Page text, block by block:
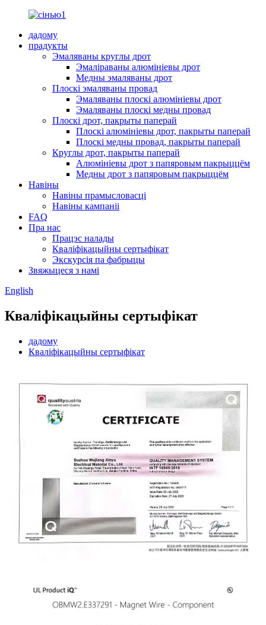
дадому
прадукты
Эмаляваны круглы дрот
Эмаліраваны алюмініевы дрот
Медны эмаляваны дрот
Плоскі эмаляваны провад
Эмаляваны плоскі алюмініевы дрот
Эмаляваны плоскі медны провад
Плоскі дрот, пакрыты паперай
Плоскі алюмініевы дрот, пакрыты паперай
Плоскі медны провад, пакрыты паперай
Круглы дрот, пакрыты паперай
Алюмініевы дрот з папяровым пакрыццём
Медны дрот з папяровым пакрыццём
Навіны
Навіны прамысловасці
Навіны кампаніі
FAQ
Пра нас
Працэс налады
Кваліфікацыйны сертыфікат
Экскурсія па фабрыцы
Звяжыцеся з намі
English
Кваліфікацыйны сертыфікат
дадому
Кваліфікацыйны сертыфікат